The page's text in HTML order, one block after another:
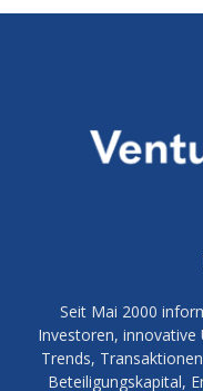
Seit Mai 2000
Investoren,
Trends,
Beteiligungskapital,